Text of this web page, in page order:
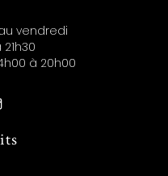
vendredi
à 20h00